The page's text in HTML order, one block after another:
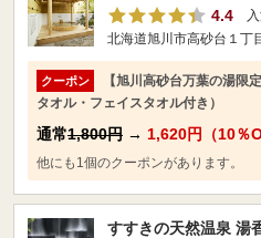
4.4
北海道旭川市高砂台１丁
クーポン
【旭川高砂台万葉の湯限
タオル・フェイスタオル付き）
通常1,800円 → 1,620円（10％
他にも1個のクーポンがあります。
すすきの天然温泉 湯